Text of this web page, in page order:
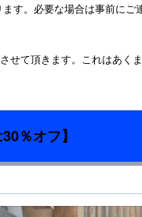
す。必要な場合は事前にご
て頂きます。これはあく
％オフ】